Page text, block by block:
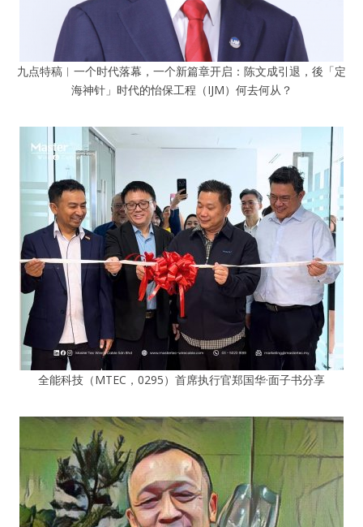
九点特稿︱一个时代落幕，一个新篇章开启：陈文成引退，後「定
海神针」时代的怡保工程（IJM）何去何从？
全能科技（MTEC，0295）首席执行官郑国华·面子书分享